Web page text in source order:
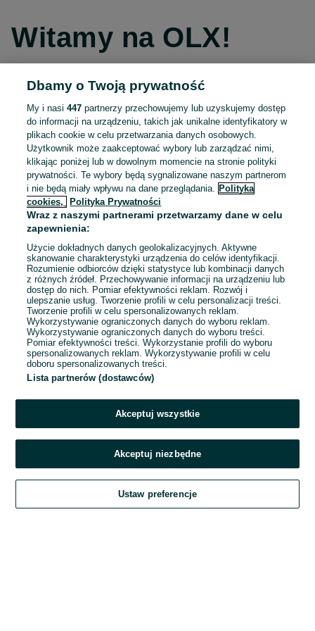
Witamy na OLX!
Kontynuuj przez Facebooka
Kontynuuj przez konto Apple
Kontynuuj przez konto Google
LUB
E-mail
Hasło
Zaloguj się
Kontynuując za pośrednictwem jednego z dostawców wskazanych powyżej,
OLX.pl w jego aktualnym brzmieniu.
Dbamy o Twoją prywatność
My i nasi447 partnerzy przechowujemy lub uzyskujemy dostęp
do informacji na urządzeniu, takich jak unikalne identyfikatory w
plikach cookie w celu przetwarzania danych osobowych.
Użytkownik może zaakceptować wybory lub zarządzać nimi,
klikając poniżej lub w dowolnym momencie na stronie polityki
prywatności. Te wybory będą sygnalizowane naszym partnerom
i nie będą miały wpływu na dane przeglądania.
Polityka
cookies,
Polityka Prywatności
Wraz z naszymi partnerami przetwarzamy dane w celu
zapewnienia:
Użycie dokładnych danych geolokalizacyjnych. Aktywne
skanowanie charakterystyki urządzenia do celów identyfikacji.
Rozumienie odbiorców dzięki statystyce lub kombinacji danych
z różnych źródeł. Przechowywanie informacji na urządzeniu lub
dostęp do nich. Pomiar efektywności reklam. Rozwój i
ulepszanie usług. Tworzenie profili w celu personalizacji treści.
Tworzenie profili w celu spersonalizowanych reklam.
Wykorzystywanie ograniczonych danych do wyboru reklam.
Wykorzystywanie ograniczonych danych do wyboru treści.
Pomiar efektywności treści. Wykorzystanie profili do wyboru
spersonalizowanych reklam. Wykorzystywanie profili w celu
doboru spersonalizowanych treści.
Lista partnerów (dostawców)
Akceptuj wszystkie
Akceptuj niezbędne
Ustaw preferencje